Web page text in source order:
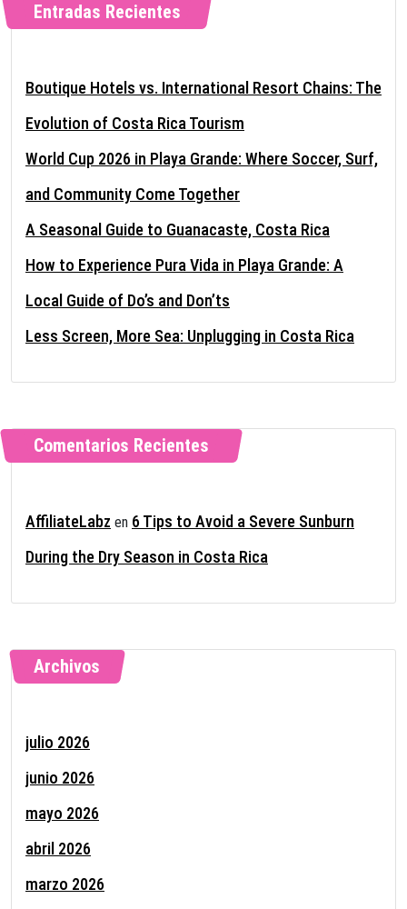
Entradas Recientes
Boutique Hotels vs. International Resort Chains: The
Evolution of Costa Rica Tourism
World Cup 2026 in Playa Grande: Where Soccer, Surf,
and Community Come Together
A Seasonal Guide to Guanacaste, Costa Rica
How to Experience Pura Vida in Playa Grande: A
Local Guide of Do’s and Don’ts
Less Screen, More Sea: Unplugging in Costa Rica
Comentarios Recientes
AffiliateLabz en 6 Tips to Avoid a Severe Sunburn
During the Dry Season in Costa Rica
Archivos
julio 2026
junio 2026
mayo 2026
abril 2026
marzo 2026